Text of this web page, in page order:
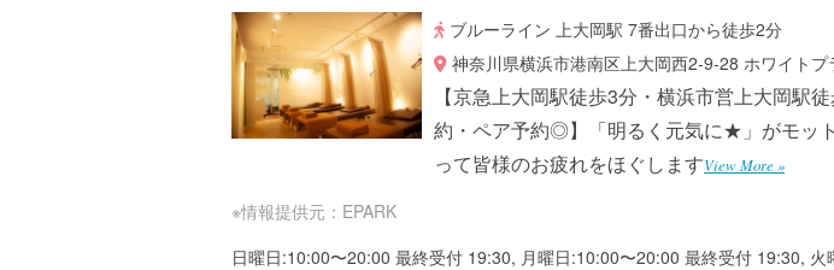
ブルーライン 上大岡駅 7番出口から徒歩2分
神奈川県横浜市港南区上大岡西2-9-28 ホワイトプ
【京急上大岡駅徒歩3分・横浜市営上大岡駅
約・ペア予約◎】「明るく元気に★」がモッ
って皆様のお疲れをほぐしますView More »
※情報提供元：EPARK
日曜日:10:00〜20:00 最終受付 19:30, 月曜日:10:00〜20:00 最終受付 19:30, 火